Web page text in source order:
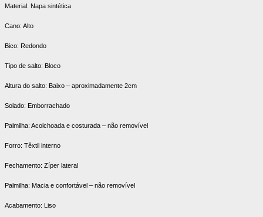
Material: Napa sintética
Cano: Alto
Bico: Redondo
Tipo de salto: Bloco
Altura do salto: Baixo – aproximadamente 2cm
Solado: Emborrachado
Palmilha: Acolchoada e costurada – não removível
Forro: Têxtil interno
Fechamento: Zíper lateral
Palmilha: Macia e confortável – não removível
Acabamento: Liso